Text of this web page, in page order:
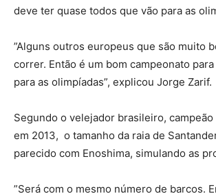
deve ter quase todos que vão para as
”Alguns outros europeus que são muito
correr. Então é um bom campeonato
para as olimpíadas”, explicou Jorge Zarif.
Segundo o velejador brasileiro,
em 2013, o tamanho da raia de
parecido com Enoshima, simulando as
”Será com o mesmo número de barcos.